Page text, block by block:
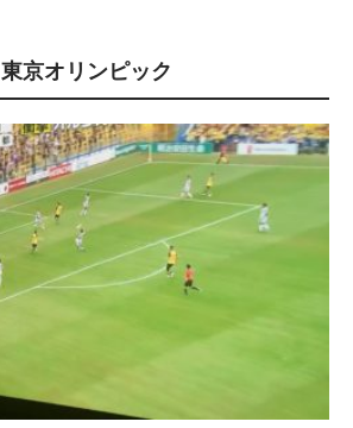
東京オリンピック